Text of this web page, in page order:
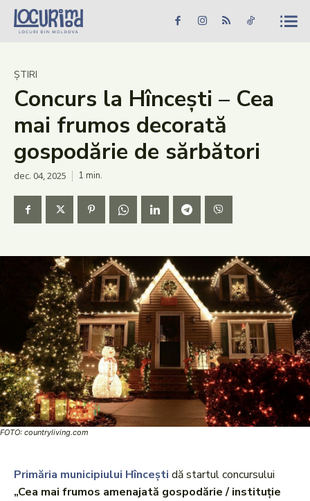
Caută în site... Căutare
Știri
Evenimente
Dezvoltare rurală
Turism
Vinării
Patrimoniu
Produs Acasă
ȘTIRI
Concurs la Hîncești – Cea
mai frumos decorată
gospodărie de sărbători
dec. 04, 2025 1 min.
FOTO: countryliving.com
Primăria municipiului Hîncești dă startul concursului
„Cea mai frumos amenajată gospodărie / instituție